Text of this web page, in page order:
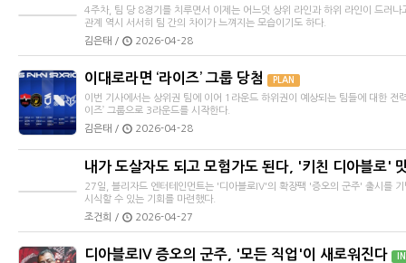
4주차, 팀 당 8경기를 치루면서 이제는 어느덧 상위 라인과 하위 라인이 드러
관계 역시 서서히 팀 간의 차이가 느껴지는 모습이기도 하다.
김은태 /
2026-04-28
이대로라면 ‘라이즈’ 그룹 당첨 PLAN
이번 기사에서는 상위권 팀에 이어 1라운드 하위권이 예상되는 팀들에 대한 전
이즈’ 그룹으로 3라운드를 시작한다.
김은태 /
2026-04-28
내가 도살자도 되고 모험가도 된다, '키친 디아블로'
27일, 블리자드 엔터테인먼트는 '디아블로IV'의 확장팩 '증오의 군주' 출시를
시식할 수 있는 기회를 마련했다.
조건희 /
2026-04-27
디아블로IV 증오의 군주, '모든 직업'이 새로워진다